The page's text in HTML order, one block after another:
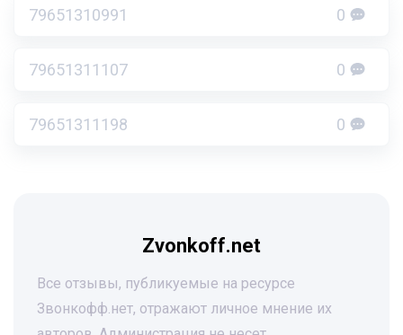
79651310991 0
79651311107 0
79651311198 0
Zvonkoff.net
Все отзывы, публикуемые на ресурсе
Звонкофф.нет, отражают личное мнение их